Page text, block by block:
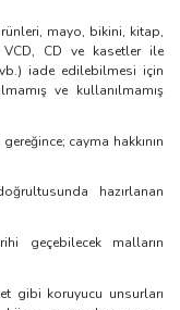
mayo, bikini, kitap,
CD ve kasetler ile
iade edilebilmesi için
ve kullanılmamış
cayma hakkının
hazırlanan
geçebilecek malların
gibi koruyucu unsurları